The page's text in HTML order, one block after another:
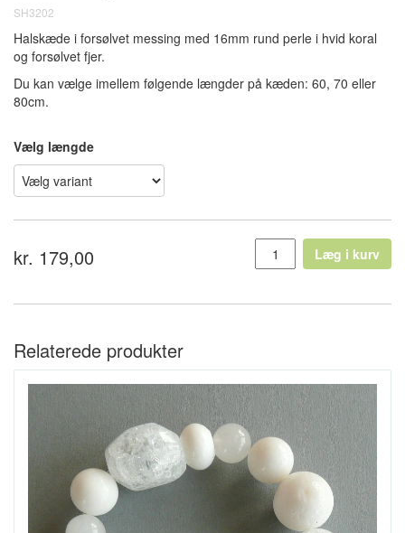
SH3202
Halskæde i forsølvet messing med 16mm rund perle i hvid koral
og forsølvet fjer.
Du kan vælge imellem følgende længder på kæden: 60, 70 eller
80cm.
Vælg længde
kr. 179,00 Læg i kurv
Relaterede produkter